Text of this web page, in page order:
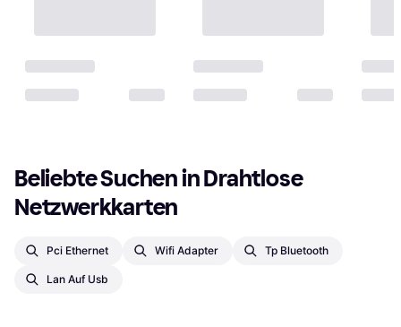
Beliebte Suchen in Drahtlose
Netzwerkkarten
Pci Ethernet Wifi Adapter Tp Bluetooth
Lan Auf Usb